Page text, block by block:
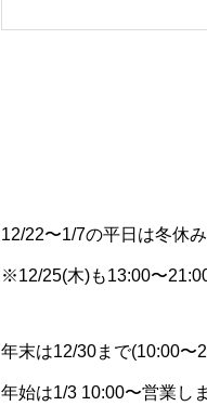
12/22〜1/7の平日は冬休
※12/25(木)も13:00〜
年末は12/30まで(10:00〜
年始は1/3 10:00〜営業しま